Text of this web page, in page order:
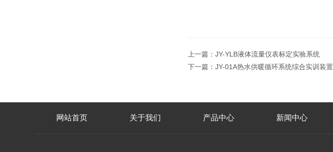
上一篇： JY-YLB液体流量仪表标定实验系统
下一篇： JY-01A热水供暖循环系统综合实训装置
网站首页 关于我们 产品中心 新闻中心